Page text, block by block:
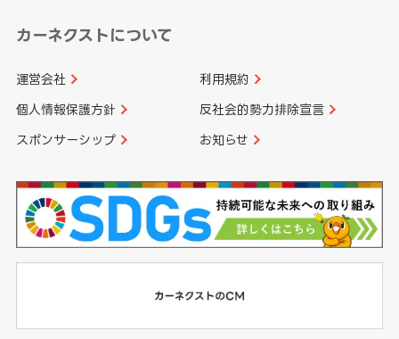
カーネクストについて
運営会社 利用規約
個人情報保護方針 反社会的勢力排除宣言
スポンサーシップ お知らせ